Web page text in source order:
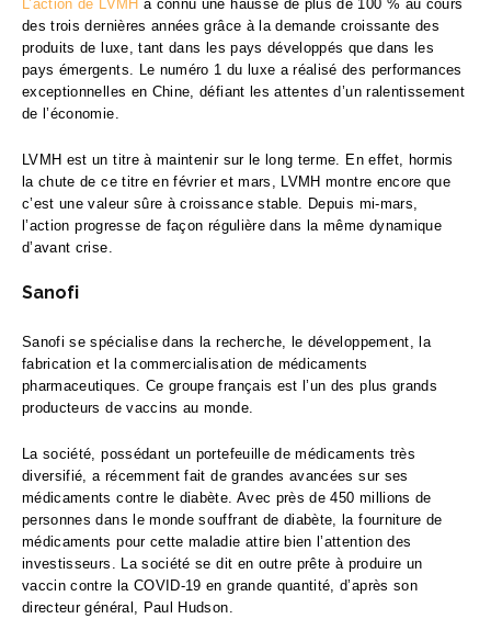
L’action de LVMH a connu une hausse de plus de 100 % au cours
des trois dernières années grâce à la demande croissante des
produits de luxe, tant dans les pays développés que dans les
pays émergents. Le numéro 1 du luxe a réalisé des performances
exceptionnelles en Chine, défiant les attentes d’un ralentissement
de l’économie.
LVMH est un titre à maintenir sur le long terme. En effet, hormis
la chute de ce titre en février et mars, LVMH montre encore que
c’est une valeur sûre à croissance stable. Depuis mi-mars,
l’action progresse de façon régulière dans la même dynamique
d’avant crise.
Sanofi
Sanofi se spécialise dans la recherche, le développement, la
fabrication et la commercialisation de médicaments
pharmaceutiques. Ce groupe français est l’un des plus grands
producteurs de vaccins au monde.
La société, possédant un portefeuille de médicaments très
diversifié, a récemment fait de grandes avancées sur ses
médicaments contre le diabète. Avec près de 450 millions de
personnes dans le monde souffrant de diabète, la fourniture de
médicaments pour cette maladie attire bien l’attention des
investisseurs. La société se dit en outre prête à produire un
vaccin contre la COVID-19 en grande quantité, d’après son
directeur général, Paul Hudson.